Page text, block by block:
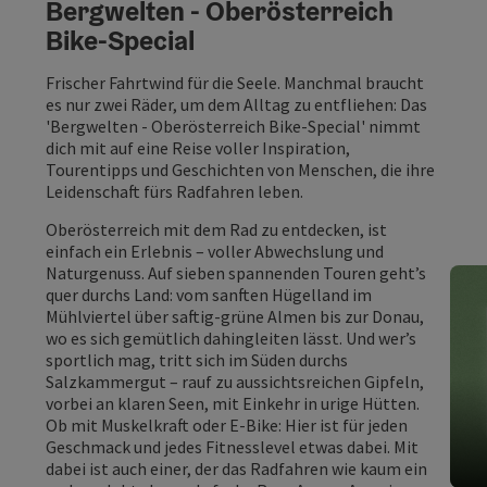
Bergwelten - Oberösterreich
Bike-Special
Frischer Fahrtwind für die Seele. Manchmal braucht
es nur zwei Räder, um dem Alltag zu entfliehen: Das
'Bergwelten - Oberösterreich Bike-Special' nimmt
dich mit auf eine Reise voller Inspiration,
Tourentipps und Geschichten von Menschen, die ihre
Leidenschaft fürs Radfahren leben.
Oberösterreich mit dem Rad zu entdecken, ist
einfach ein Erlebnis – voller Abwechslung und
Naturgenuss. Auf sieben spannenden Touren geht’s
quer durchs Land: vom sanften Hügelland im
Mühlviertel über saftig-grüne Almen bis zur Donau,
wo es sich gemütlich dahingleiten lässt. Und wer’s
sportlich mag, tritt sich im Süden durchs
Salzkammergut – rauf zu aussichtsreichen Gipfeln,
vorbei an klaren Seen, mit Einkehr in urige Hütten.
Ob mit Muskelkraft oder E-Bike: Hier ist für jeden
Geschmack und jedes Fitnesslevel etwas dabei. Mit
dabei ist auch einer, der das Radfahren wie kaum ein